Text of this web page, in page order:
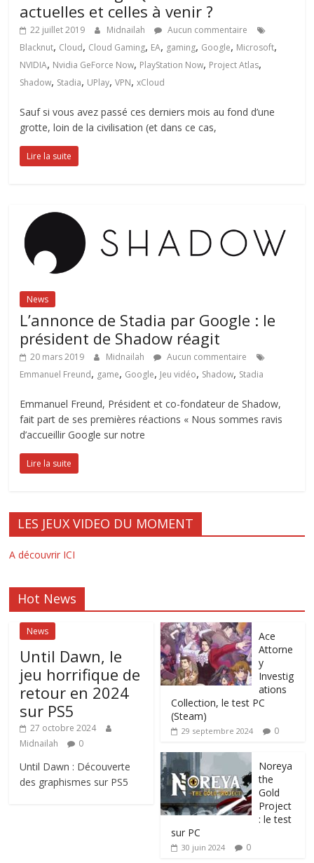
actuelles et celles à venir ?
22 juillet 2019 Midnailah
Aucun commentaire
Blacknut, Cloud, Cloud Gaming, EA, gaming, Google, Microsoft,
NVIDIA, Nvidia GeForce Now, PlayStation Now, Project Atlas,
Shadow, Stadia, UPlay,VPN,xCloud
Sauf si vous avez passé ces derniers mois au fond d’une
grotte, loin de la civilisation (et dans ce cas,
Lire la suite
News
L’annonce de Stadia par Google : le
président de Shadow réagit
20 mars 2019 Midnailah
Aucun commentaire
Emmanuel Freund, game, Google, Jeu vidéo, Shadow, Stadia
Emmanuel Freund, Président et co-fondateur de Shadow,
fait part de ses premières réactions « Nous sommes ravis
d’accueillir Google sur notre
Lire la suite
LES JEUX VIDEO DU MOMENT
A découvrir ICI
Hot News
News
Until Dawn, le
jeu horrifique de
retour en 2024
sur PS5
27 octobre 2024
Midnailah
0
Until Dawn : Découverte
des graphismes sur PS5
Ace
Attorne
y
Investig
ations
Collection, le test PC
(Steam)
29 septembre 2024 0
Noreya
the
Gold
Project
: le test
sur PC
30 juin 2024 0